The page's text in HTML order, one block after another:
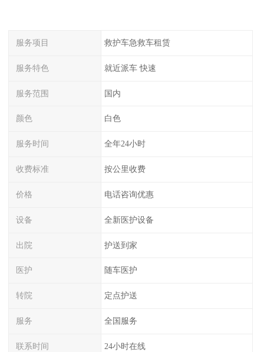
服务项目 救护车急救车租赁
服务特色 就近派车 快速
服务范围 国内
颜色 白色
服务时间 全年24小时
收费标准 按公里收费
价格 电话咨询优惠
设备 全新医护设备
出院 护送到家
医护 随车医护
转院 定点护送
服务 全国服务
联系时间 24小时在线